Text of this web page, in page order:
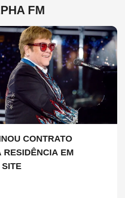
FM
CONTRATO
RESIDÊNCIA EM